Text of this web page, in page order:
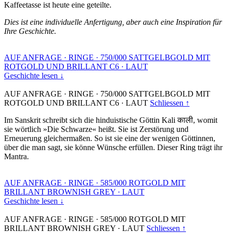
Kaffeetasse ist heute eine geteilte.
Dies ist eine individuelle Anfertigung, aber auch eine Inspiration für
Ihre Geschichte.
AUF ANFRAGE · RINGE · 750/000 SATTGELBGOLD MIT
ROTGOLD UND BRILLANT C6 · LAUT
Geschichte lesen ↓
AUF ANFRAGE · RINGE · 750/000 SATTGELBGOLD MIT
ROTGOLD UND BRILLANT C6 · LAUT Schliessen ↑
Im Sanskrit schreibt sich die hinduistische Göttin Kali काली, womit
sie wörtlich »Die Schwarze« heißt. Sie ist Zerstörung und
Erneuerung gleichermaßen. So ist sie eine der wenigen Göttinnen,
über die man sagt, sie könne Wünsche erfüllen. Dieser Ring trägt ihr
Mantra.
AUF ANFRAGE · RINGE · 585/000 ROTGOLD MIT
BRILLANT BROWNISH GREY · LAUT
Geschichte lesen ↓
AUF ANFRAGE · RINGE · 585/000 ROTGOLD MIT
BRILLANT BROWNISH GREY · LAUT Schliessen ↑